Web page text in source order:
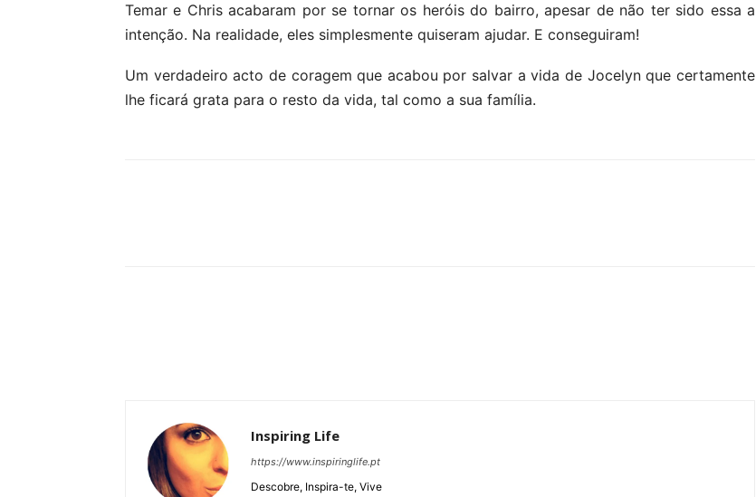
Temar e Chris acabaram por se tornar os heróis do bairro, apesar de não ter sido essa a
intenção. Na realidade, eles simplesmente quiseram ajudar. E conseguiram!
Um verdadeiro acto de coragem que acabou por salvar a vida de Jocelyn que certamente
lhe ficará grata para o resto da vida, tal como a sua família.
Inspiring Life
https://www.inspiringlife.pt
Descobre, Inspira-te, Vive